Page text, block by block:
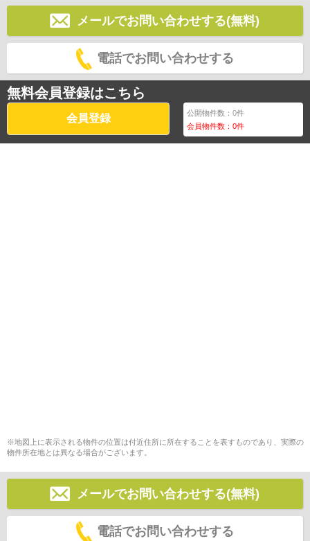
メールでお問い合わせする(無料)
電話でお問い合わせする
無料会員登録はこちら
会員登録 公開物件数：0件
会員物件数：0件
※地図上に表示される物件の位置は付近住所に所在することを表すものであり、実際の
物件所在地とは異なる場合がございます。
メールでお問い合わせする(無料)
電話でお問い合わせする